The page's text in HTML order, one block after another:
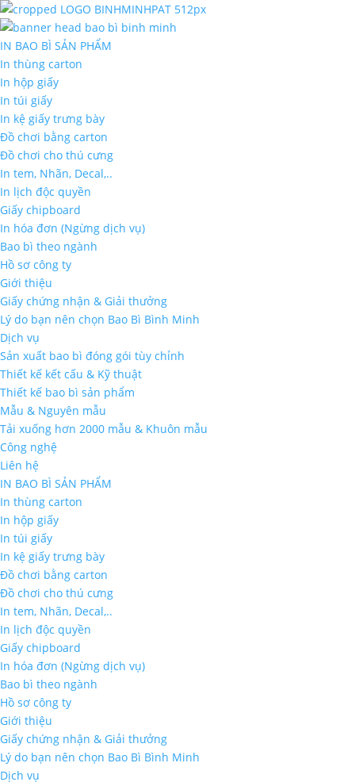
IN BAO BÌ SẢN PHẨM
In thùng carton
In hộp giấy
In túi giấy
In kệ giấy trưng bày
Đồ chơi bằng carton
Đồ chơi cho thú cưng
In tem, Nhãn, Decal,..
In lịch độc quyền
Giấy chipboard
In hóa đơn (Ngừng dịch vụ)
Bao bì theo ngành
Hồ sơ công ty
Giới thiệu
Giấy chứng nhận & Giải thưởng
Lý do bạn nên chọn Bao Bì Bình Minh
Dịch vụ
Sản xuất bao bì đóng gói tùy chỉnh
Thiết kế kết cấu & Kỹ thuật
Thiết kế bao bì sản phẩm
Mẫu & Nguyên mẫu
Tải xuống hơn 2000 mẫu & Khuôn mẫu
Công nghệ
Liên hệ
IN BAO BÌ SẢN PHẨM
In thùng carton
In hộp giấy
In túi giấy
In kệ giấy trưng bày
Đồ chơi bằng carton
Đồ chơi cho thú cưng
In tem, Nhãn, Decal,..
In lịch độc quyền
Giấy chipboard
In hóa đơn (Ngừng dịch vụ)
Bao bì theo ngành
Hồ sơ công ty
Giới thiệu
Giấy chứng nhận & Giải thưởng
Lý do bạn nên chọn Bao Bì Bình Minh
Dịch vụ